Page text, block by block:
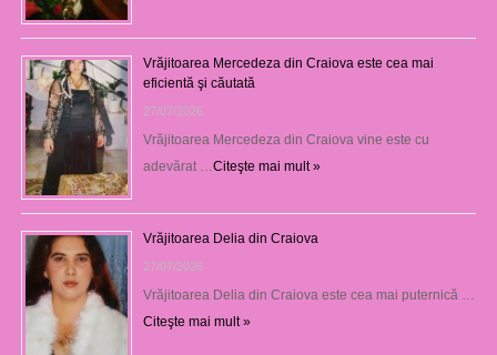
Vrăjitoarea Mercedeza din Craiova este cea mai
eficientă şi căutată
27/07/2026
Vrăjitoarea Mercedeza din Craiova vine este cu
adevărat … Citeşte mai mult »
Vrăjitoarea Delia din Craiova
27/07/2026
Vrăjitoarea Delia din Craiova este cea mai puternică …
Citeşte mai mult »